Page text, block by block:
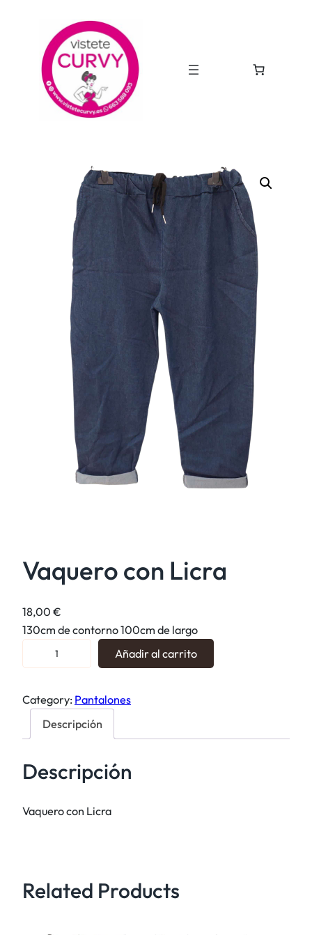
Vaquero con Licra
18,00 €
130cm de contorno 100cm de largo
a
u
r
c
n
r
a
Añadir al carrito
Category: Pantalones
Descripción
Descripción
Vaquero con Licra
Related Products